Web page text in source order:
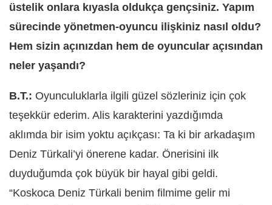
üstelik onlara kıyasla oldukça gençsiniz. Yapım
sürecinde yönetmen-oyuncu ilişkiniz nasıl oldu?
Hem sizin açınızdan hem de oyuncular açısından
neler yaşandı?
B.T.: Oyunculuklarla ilgili güzel sözleriniz için çok
teşekkür ederim. Alis karakterini yazdığımda
aklımda bir isim yoktu açıkçası: Ta ki bir arkadaşım
Deniz Türkali’yi önerene kadar. Önerisini ilk
duyduğumda çok büyük bir hayal gibi geldi.
“Koskoca Deniz Türkali benim filmime gelir mi